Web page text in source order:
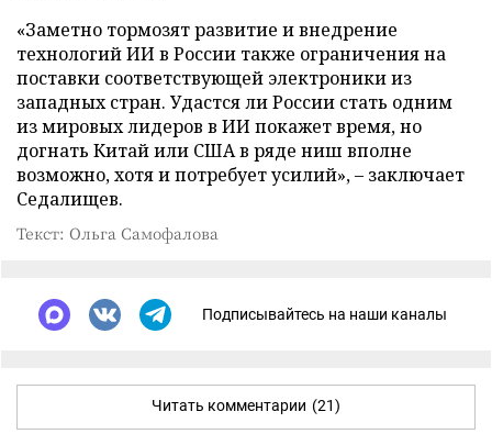
«Заметно тормозят развитие и внедрение
технологий ИИ в России также ограничения на
поставки соответствующей электроники из
западных стран. Удастся ли России стать одним
из мировых лидеров в ИИ покажет время, но
догнать Китай или США в ряде ниш вполне
возможно, хотя и потребует усилий», – заключает
Седалищев.
Текст: Ольга Самофалова
Подписывайтесь на наши каналы
Читать комментарии (21)